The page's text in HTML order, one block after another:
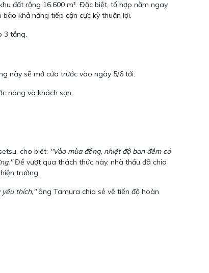
đất rộng 16.600 m². Đặc biệt, tổ hợp nằm ngay
khả năng tiếp cận cực kỳ thuận lợi.
3 tầng.
này sẽ mở cửa trước vào ngày 5/6 tới.
nóng và khách sạn.
cho biết: "Vào mùa đông, nhiệt độ ban đêm có
Để vượt qua thách thức này, nhà thầu đã chia
trường.
thích,"ông Tamura chia sẻ về tiến độ hoàn